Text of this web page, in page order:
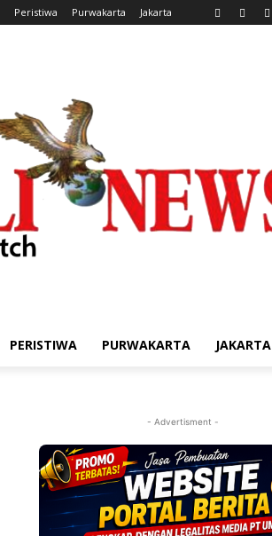
Peristiwa Purwakarta Jakarta
PERISTIWA PURWAKARTA JAKARTA
- Advertisment -